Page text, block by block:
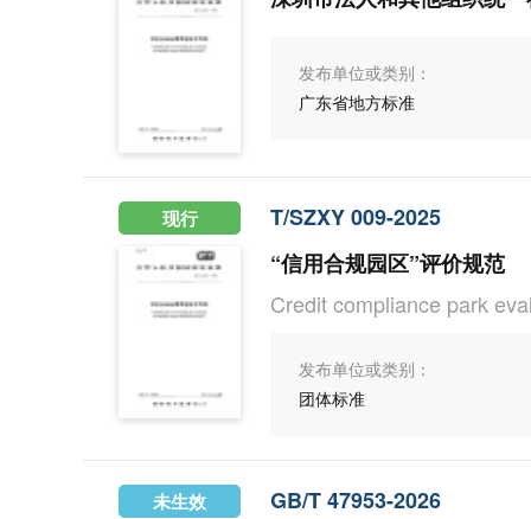
发布单位或类别：
广东省地方标准
现行
T/SZXY 009-2025
“信用合规园区”评价规范
Credit compliance park
发布单位或类别：
团体标准
未生效
GB/T 47953-2026